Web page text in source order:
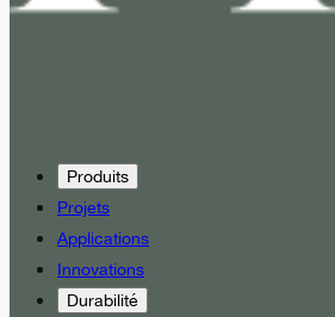
Produits
Projets
Applications
Innovations
Durabilité